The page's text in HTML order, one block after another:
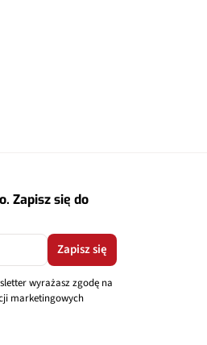
Zapisz się do
Zapisz się
wyrażasz zgodę na
marketingowych